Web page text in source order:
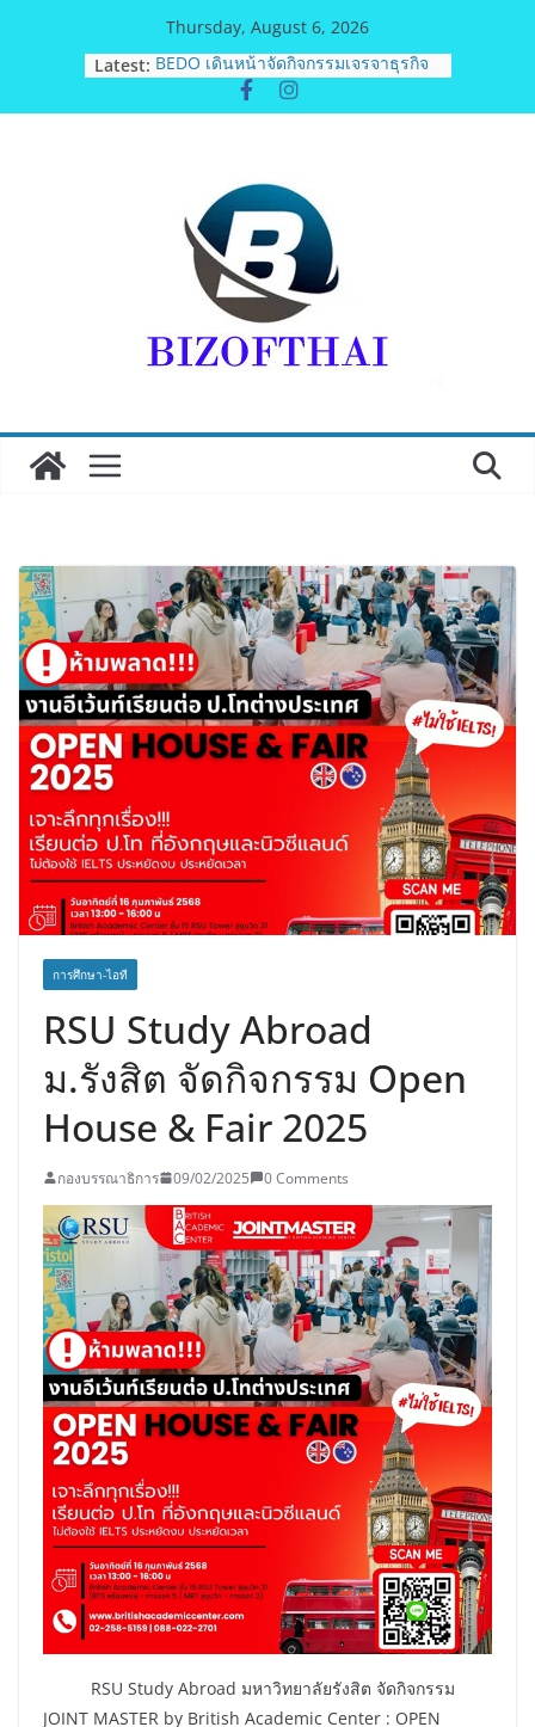
Thursday, August 6, 2026
Latest: BEDO เดินหน้าจัดกิจกรรมเจรจาธุรกิจ
“BIO TRADE CONNECT 2026”ยกระดับ
ผลิตภัณฑ์ท้องถิ่นสู่ตลาดเชิงพาณิชย์
ทธิฯ”รวมพลงาน “สิงห์สะพานปลา” คืน
ถิ่น 8 ส.ค.นี้
“นายกแก้ว”จากยูยิตสูชนะขาดนั่งบอร์ด
การกีฬาเป็นสมัยที่สอง
เครือข่ายลดบริโภคเค็ม ผลิตกิจกรรมสื่อ
สร้างสรรค์บทเพลงรณรงค์เครือข่ายลด
เค็ม ชื่อเพลง “ด้วยความห่วงไต”
มูลนิธิกองทุนนิยมไทย จับมือ กระทรวง
วัฒนธรรม แถลงเปิดตัวโครงการ
การศึกษา-ไอที
RSU Study Abroad
ม.รังสิต จัดกิจกรรม Open
House & Fair 2025
กองบรรณาธิการ 09/02/2025 0 Comments
RSU Study Abroad มหาวิทยาลัยรังสิต จัดกิจกรรม
JOINT MASTER by British Academic Center : OPEN